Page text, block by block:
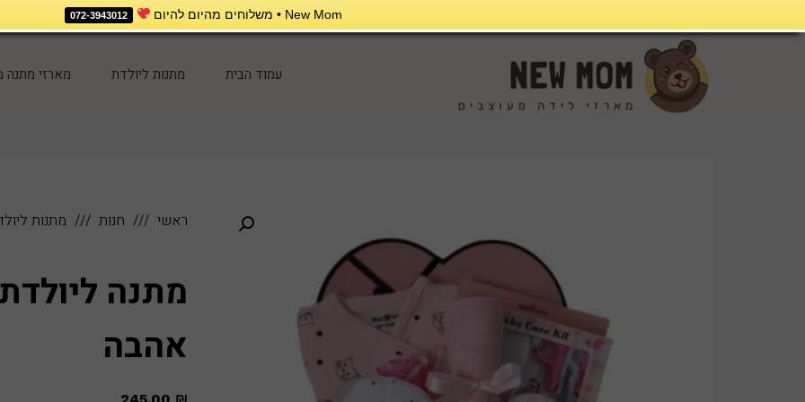
New Mom • משלוחים מהיום להיום 072-3943012
עמוד הבית מתנות ליולדת מארזי מתנה
ראשי חנות מתנות
מתנה
אהבה